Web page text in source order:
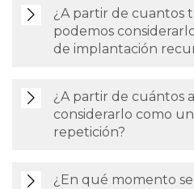
¿A partir de cuantos
podemos
de implantación
¿A partir de cuántos
considerarlo como
repetición?
¿En qué momento